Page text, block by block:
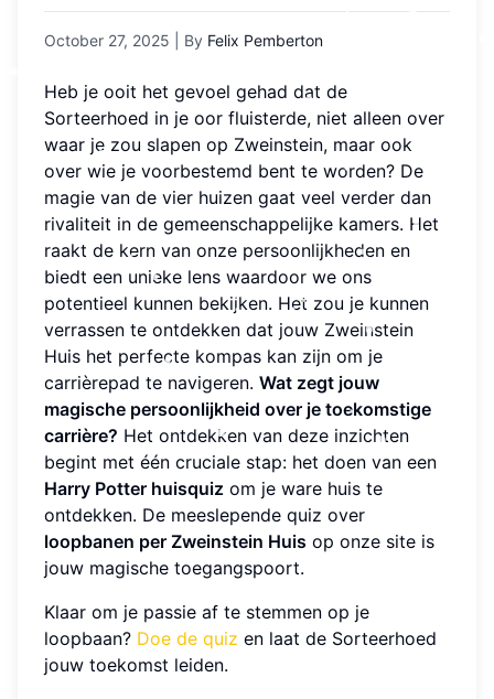
October 27, 2025 | By Felix Pemberton
Heb je ooit het gevoel gehad dat de
Sorteerhoed in je oor fluisterde, niet alleen over
waar je zou slapen op Zweinstein, maar ook
over wie je voorbestemd bent te worden? De
magie van de vier huizen gaat veel verder dan
rivaliteit in de gemeenschappelijke kamers. Het
raakt de kern van onze persoonlijkheden en
biedt een unieke lens waardoor we ons
potentieel kunnen bekijken. Het zou je kunnen
verrassen te ontdekken dat jouw Zweinstein
Huis het perfecte kompas kan zijn om je
carrièrepad te navigeren. Wat zegt jouw
magische persoonlijkheid over je toekomstige
carrière? Het ontdekken van deze inzichten
begint met één cruciale stap: het doen van een
Harry Potter huisquiz om je ware huis te
ontdekken. De meeslepende quiz over
loopbanen per Zweinstein Huis op onze site is
jouw magische toegangspoort.
Klaar om je passie af te stemmen op je
loopbaan? Doe de quiz en laat de Sorteerhoed
jouw toekomst leiden.